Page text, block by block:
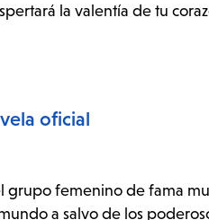
la valentía de tu
oficial
grupo femenino de fama
a salvo de los